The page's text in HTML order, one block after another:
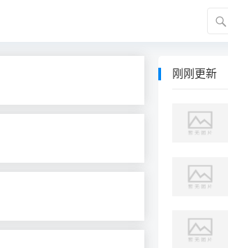
刚刚更新